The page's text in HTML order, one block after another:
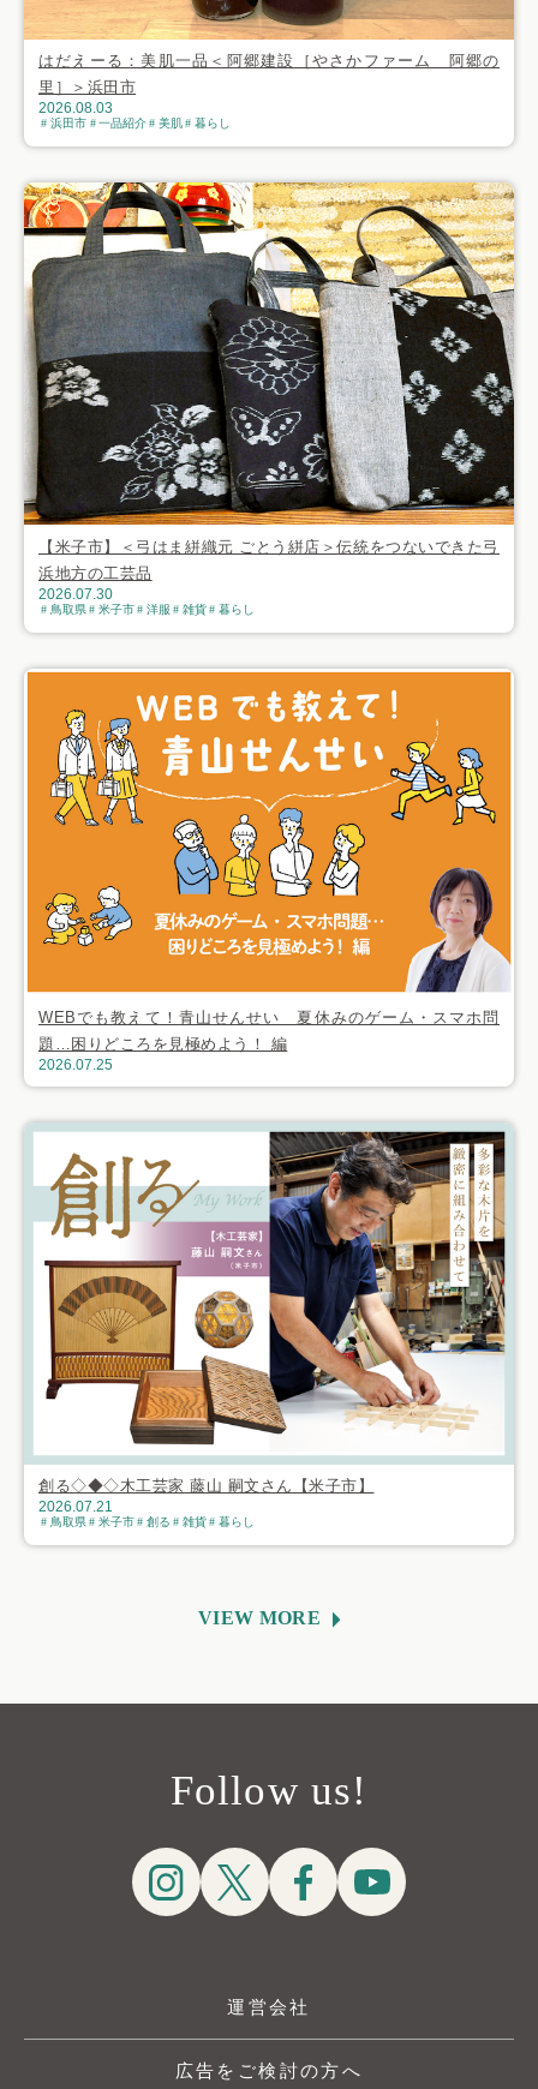
はだえーる：美肌一品＜阿郷建設［やさかファーム 阿郷の
里］＞浜田市
2026.08.03
浜田市 一品紹介 美肌 暮らし
【米子市】＜弓はま絣織元 ごとう絣店＞伝統をつないできた弓
浜地方の工芸品
2026.07.30
鳥取県 米子市 洋服 雑貨 暮らし
WEBでも教えて！青山せんせい 夏休みのゲーム・スマホ問
題…困りどころを見極めよう！ 編
2026.07.25
創る◇◆◇木工芸家 藤山 嗣文さん【米子市】
2026.07.21
鳥取県 米子市 創る 雑貨 暮らし
VIEW MORE
Follow us!
運営会社
広告をご検討の方へ